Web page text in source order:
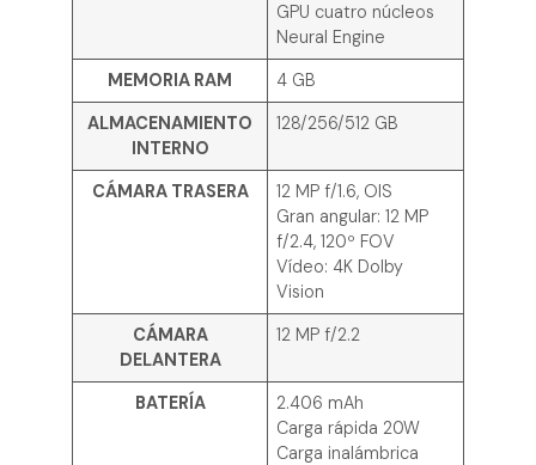
GPU cuatro núcleos
Neural Engine
MEMORIA RAM
4 GB
ALMACENAMIENTO
INTERNO
128/256/512 GB
CÁMARA TRASERA
12 MP f/1.6, OIS
Gran angular: 12 MP
f/2.4, 120º FOV
Vídeo: 4K Dolby
Vision
CÁMARA
DELANTERA
12 MP f/2.2
BATERÍA
2.406 mAh
Carga rápida 20W
Carga inalámbrica